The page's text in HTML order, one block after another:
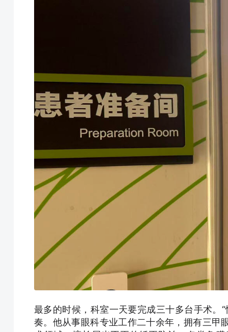
最多的时候，科室一天要完成三十多台手术。
奏。他从事眼科专业工作二十余年，拥有三甲